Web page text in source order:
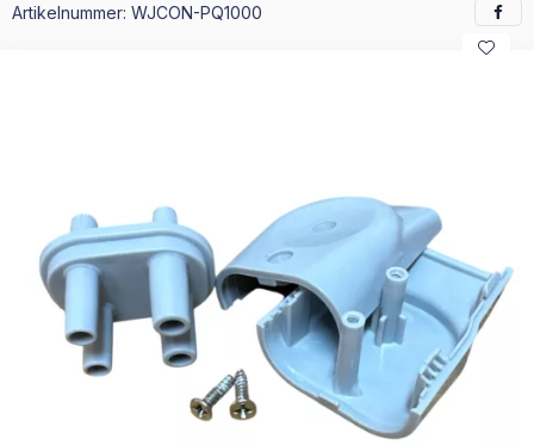
Artikelnummer: WJCON-PQ1000